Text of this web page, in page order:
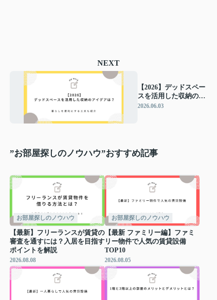
NEXT
【2026】デッドスペー
スを活用した収納のア
イデアは？暮らしを便
2026.06.03
”お部屋探しのノウハウ”おすすめ記事
お部屋探しのノウハウ
【最新】フリーランスが賃貸の
審査を通すには？入居を目指す
ポイントを解説
2026.08.08
お部屋探しのノウハウ
【最新 ファミリー編】ファミ
リー物件で人気の賃貸設備
TOP10
2026.08.05